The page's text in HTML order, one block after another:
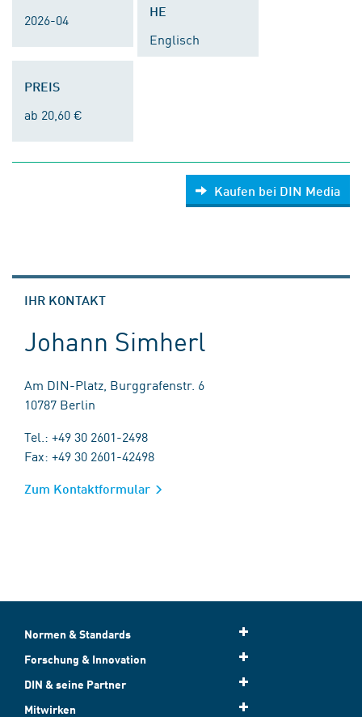
2026-04
HE
Englisch
PREIS
ab 20,60 €
Kaufen bei DIN Media
IHR KONTAKT
Johann Simherl
Am DIN-Platz, Burggrafenstr. 6
10787 Berlin
Tel.: +49 30 2601-2498
Fax: +49 30 2601-42498
Zum Kontaktformular
Normen & Standards
Forschung & Innovation
DIN & seine Partner
Mitwirken